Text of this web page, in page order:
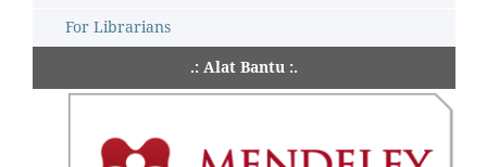
For Librarians
.: Alat Bantu :.